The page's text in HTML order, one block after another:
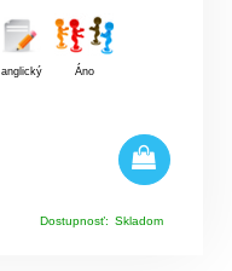
anglický Áno
Dostupnosť: Skladom